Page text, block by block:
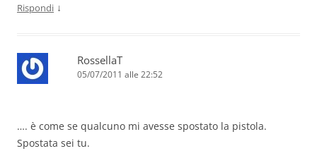
Rispondi ↓
RossellaT
05/07/2011 alle 22:52
…. è come se qualcuno mi avesse spostato la pistola.
Spostata sei tu.